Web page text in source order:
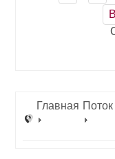
Главная Поток